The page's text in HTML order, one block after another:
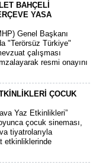
BAHÇELİ
YASA
Genel Başkanı
"Terörsüz Türkiye"
çalışması
resmi onayını
ÇOCUK
Yaz Etkinlikleri”
çocuk sineması,
tiyatrolarıyla
etkinliklerinde